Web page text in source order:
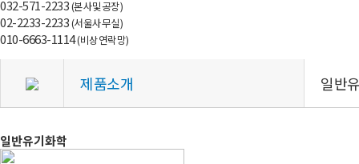
032-571-2233(본사및공장)
02-2233-2233(서울사무실)
010-6663-1114(비상연락망)
제품소개 일반
일반유기화학